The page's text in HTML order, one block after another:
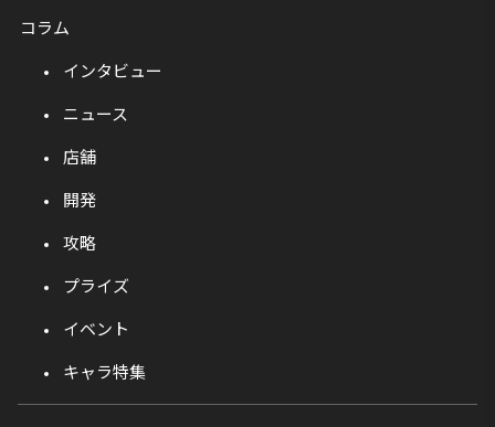
コラム
インタビュー
ニュース
店舗
開発
攻略
プライズ
イベント
キャラ特集